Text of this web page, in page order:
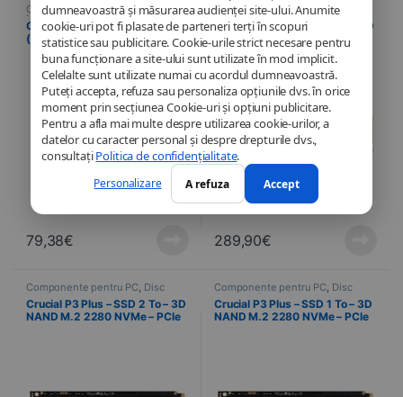
dumneavoastră și măsurarea audienței site-ului. Anumite
cookie-uri pot fi plasate de parteneri terți în scopuri
statistice sau publicitare. Cookie-urile strict necesare pentru
buna funcționare a site-ului sunt utilizate în mod implicit.
Celelalte sunt utilizate numai cu acordul dumneavoastră.
Puteți accepta, refuza sau personaliza opțiunile dvs. în orice
moment prin secțiunea Cookie-uri și opțiuni publicitare.
Pentru a afla mai multe despre utilizarea cookie-urilor, a
datelor cu caracter personal și despre drepturile dvs.,
consultațiPolitica de confidențialitate.
Personalizare A refuza Accept
Componente pentru PC ,Disc
NVMe Informatică
Crucial E100
(CT480E100SSD8) M.2 PCIe
NVMe 480 Go SSD
79,38€
Componente pentru PC,Disc
NVMe Informatică
Crucial P3 Plus – SSD 4 To – 3D
NAND M.2 2280 NVMe – PCIe
4.0 x4
289,90€
Componente pentru PC, Disc
NVMe ,Informatică
Crucial P3 Plus – SSD 2 To – 3D
NAND M.2 2280 NVMe – PCIe
Componente pentru PC, Disc
NVMe ,Informatică
Crucial P3 Plus – SSD 1 To – 3D
NAND M.2 2280 NVMe – PCIe